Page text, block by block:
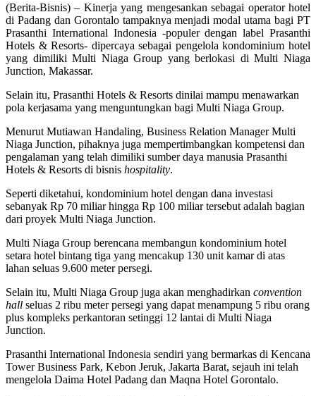
(Berita-Bisnis) – Kinerja yang mengesankan sebagai operator hotel
di Padang dan Gorontalo tampaknya menjadi modal utama bagi PT
Prasanthi International Indonesia -populer dengan label Prasanthi
Hotels & Resorts- dipercaya sebagai pengelola kondominium hotel
yang dimiliki Multi Niaga Group yang berlokasi di Multi Niaga
Junction, Makassar.
Selain itu, Prasanthi Hotels & Resorts dinilai mampu menawarkan
pola kerjasama yang menguntungkan bagi Multi Niaga Group.
Menurut Mutiawan Handaling, Business Relation Manager Multi
Niaga Junction, pihaknya juga mempertimbangkan kompetensi dan
pengalaman yang telah dimiliki sumber daya manusia Prasanthi
Hotels & Resorts di bisnis hospitality.
Seperti diketahui, kondominium hotel dengan dana investasi
sebanyak Rp 70 miliar hingga Rp 100 miliar tersebut adalah bagian
dari proyek Multi Niaga Junction.
Multi Niaga Group berencana membangun kondominium hotel
setara hotel bintang tiga yang mencakup 130 unit kamar di atas
lahan seluas 9.600 meter persegi.
Selain itu, Multi Niaga Group juga akan menghadirkan convention
hall seluas 2 ribu meter persegi yang dapat menampung 5 ribu orang
plus kompleks perkantoran setinggi 12 lantai di Multi Niaga
Junction.
Prasanthi International Indonesia sendiri yang bermarkas di Kencana
Tower Business Park, Kebon Jeruk, Jakarta Barat, sejauh ini telah
mengelola Daima Hotel Padang dan Maqna Hotel Gorontalo.